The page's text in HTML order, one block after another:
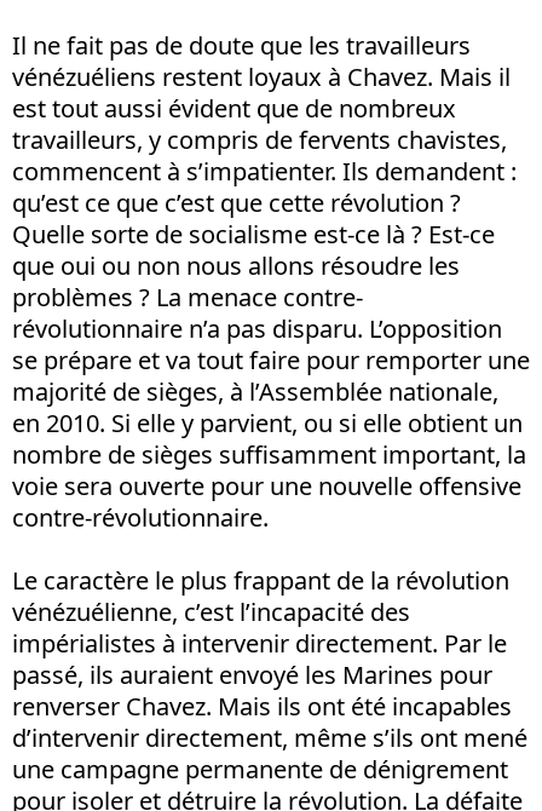
Il ne fait pas de doute que les travailleurs
vénézuéliens restent loyaux à Chavez. Mais il
est tout aussi évident que de nombreux
travailleurs, y compris de fervents chavistes,
commencent à s’impatienter. Ils demandent :
qu’est ce que c’est que cette révolution ?
Quelle sorte de socialisme est-ce là ? Est-ce
que oui ou non nous allons résoudre les
problèmes ? La menace contre-
révolutionnaire n’a pas disparu. L’opposition
se prépare et va tout faire pour remporter une
majorité de sièges, à l’Assemblée nationale,
en 2010. Si elle y parvient, ou si elle obtient un
nombre de sièges suffisamment important, la
voie sera ouverte pour une nouvelle offensive
contre-révolutionnaire.
Le caractère le plus frappant de la révolution
vénézuélienne, c’est l’incapacité des
impérialistes à intervenir directement. Par le
passé, ils auraient envoyé les Marines pour
renverser Chavez. Mais ils ont été incapables
d’intervenir directement, même s’ils ont mené
une campagne permanente de dénigrement
pour isoler et détruire la révolution. La défaite